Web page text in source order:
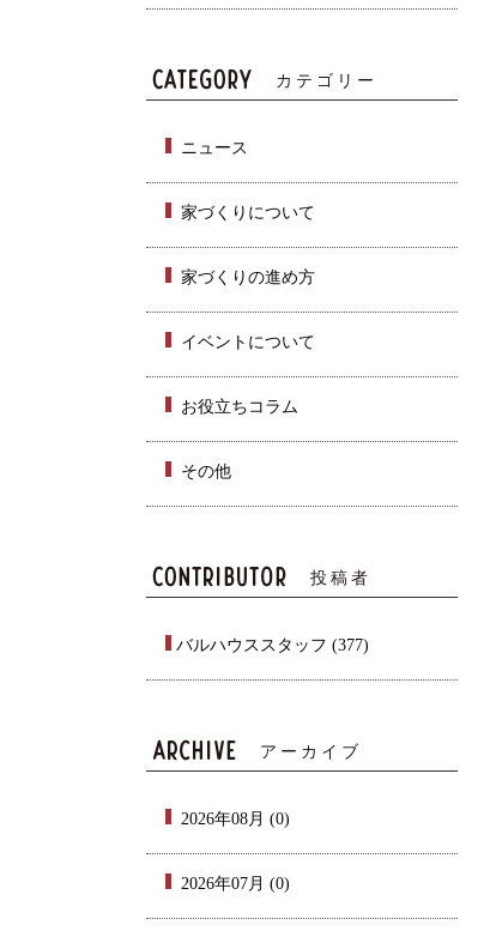
カテゴリー
ニュース
家づくりについて
家づくりの進め方
イベントについて
お役立ちコラム
その他
投稿者
バルハウススタッフ (377)
アーカイブ
2026年08月 (0)
2026年07月 (0)